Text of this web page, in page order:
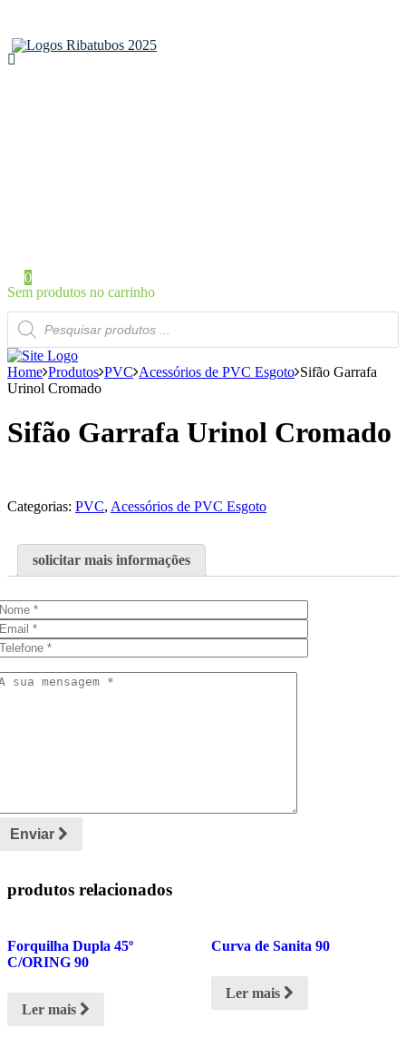
0
Sem produtos no carrinho
Products
search
Home Produtos PVC Acessórios de PVC Esgoto Sifão Garrafa
Urinol Cromado
Sifão Garrafa Urinol Cromado
Categorias: PVC, Acessórios de PVC Esgoto
solicitar mais informações
Enviar
produtos relacionados
Forquilha Dupla 45º
C/ORING 90
Ler mais
Curva de Sanita 90
Ler mais